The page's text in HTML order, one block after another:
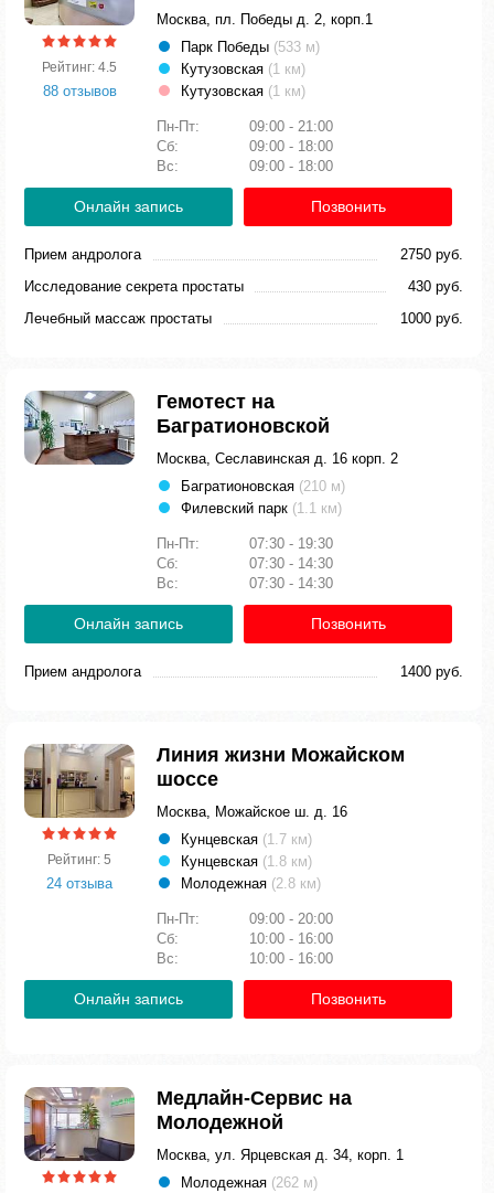
Рейтинг: 4.5
88 отзывов
Москва, пл. Победы д. 2, корп.1
Парк Победы (533 м)
Кутузовская (1 км)
Кутузовская (1 км)
Пн-Пт:
09:00 - 21:00
Сб:
09:00 - 18:00
Вс:
09:00 - 18:00
Онлайн запись Позвонить
Прием андролога
2750 руб.
Исследование секрета простаты
430 руб.
Лечебный массаж простаты
1000 руб.
Гемотест на
Багратионовской
Москва, Сеславинская д. 16 корп. 2
Багратионовская (210 м)
Филевский парк (1.1 км)
Пн-Пт:
07:30 - 19:30
Сб:
07:30 - 14:30
Вс:
07:30 - 14:30
Онлайн запись Позвонить
Прием андролога 1400 руб.
Рейтинг: 5
24 отзыва
Линия жизни Можайском
шоссе
Москва, Можайское ш. д. 16
Кунцевская (1.7 км)
Кунцевская (1.8 км)
Молодежная (2.8 км)
Пн-Пт:
09:00 - 20:00
Сб:
10:00 - 16:00
Вс:
10:00 - 16:00
Онлайн запись Позвонить
Медлайн-Сервис на
Молодежной
Москва, ул. Ярцевская д. 34, корп. 1
Молодежная (262 м)